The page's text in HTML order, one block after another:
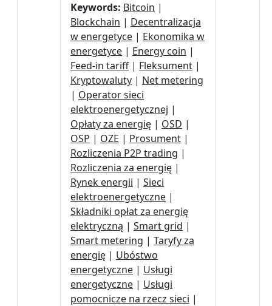
Keywords: Bitcoin |
Blockchain | Decentralizacja
w energetyce | Ekonomika w
energetyce | Energy coin |
Feed-in tariff| Fleksument |
Kryptowaluty | Net metering
| Operator sieci
elektroenergetycznej |
Opłaty za energię | OSD |
OSP | OZE | Prosument |
Rozliczenia P2P trading |
Rozliczenia za energię |
Rynek energii | Sieci
elektroenergetyczne |
Składniki opłat za energię
elektryczną | Smart grid |
Smart metering | Taryfy za
energię | Ubóstwo
energetyczne | Usługi
energetyczne | Usługi
pomocnicze na rzecz sieci |